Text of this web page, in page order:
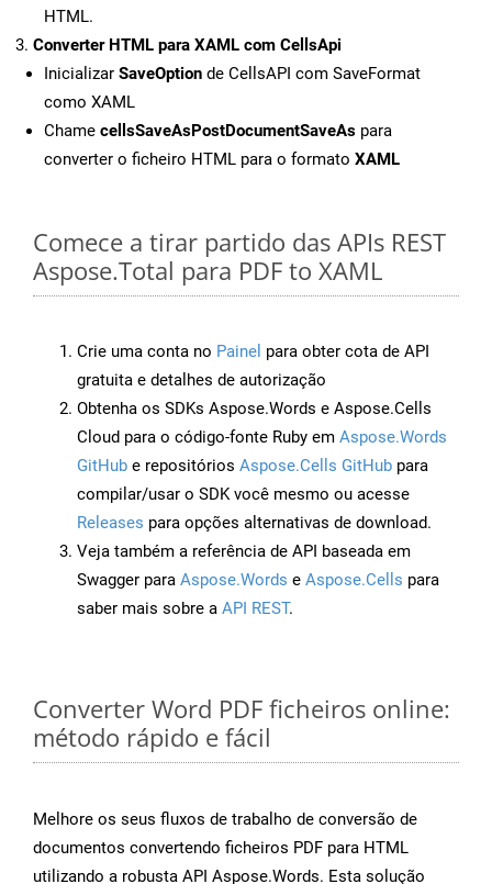
HTML.
Converter HTML para XAML com CellsApi
Inicializar SaveOption de CellsAPI com SaveFormat
como XAML
Chame cellsSaveAsPostDocumentSaveAs para
converter o ficheiro HTML para o formato XAML
Comece a tirar partido das APIs REST
Aspose.Total para PDF to XAML
Crie uma conta no Painel para obter cota de API
gratuita e detalhes de autorização
Obtenha os SDKs Aspose.Words e Aspose.Cells
Cloud para o código-fonte Ruby em Aspose.Words
GitHub e repositórios Aspose.Cells GitHub para
compilar/usar o SDK você mesmo ou acesse
Releases para opções alternativas de download.
Veja também a referência de API baseada em
Swagger para Aspose.Words e Aspose.Cells para
saber mais sobre a API REST.
Converter Word PDF ficheiros online:
método rápido e fácil
Melhore os seus fluxos de trabalho de conversão de
documentos convertendo ficheiros PDF para HTML
utilizando a robusta API Aspose.Words. Esta solução